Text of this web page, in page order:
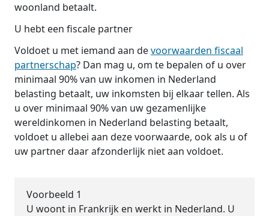
woonland betaalt.
U hebt een fiscale partner
Voldoet u met iemand aan devoorwaarden fiscaal
partnerschap? Dan mag u, om te bepalen of u over
minimaal 90% van uw inkomen in Nederland
belasting betaalt, uw inkomsten bij elkaar tellen. Als
u over minimaal 90% van uw gezamenlijke
wereldinkomen in Nederland belasting betaalt,
voldoet u allebei aan deze voorwaarde, ook als u of
uw partner daar afzonderlijk niet aan voldoet.
Voorbeeld 1
U woont in Frankrijk en werkt in Nederland. U